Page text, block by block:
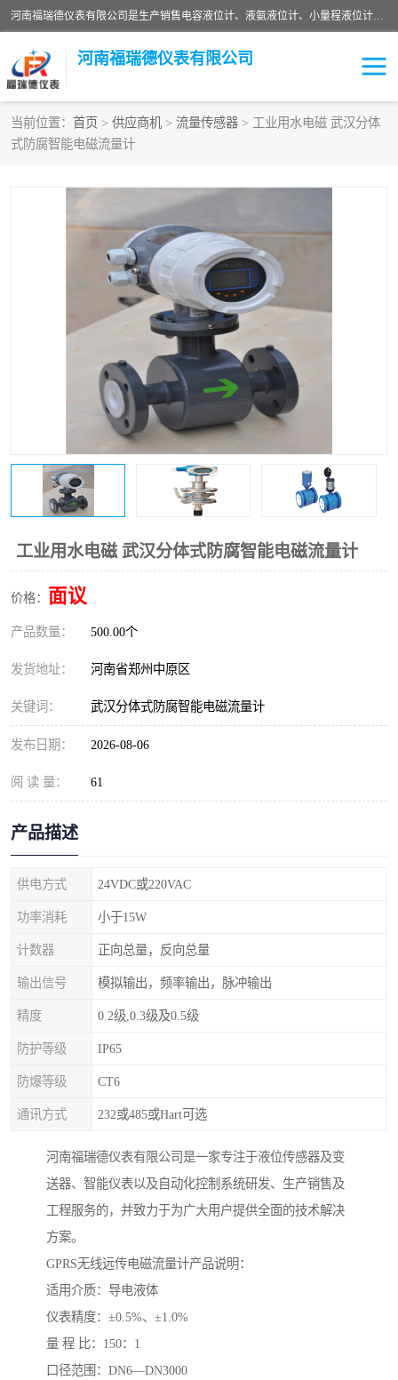
河南福瑞德仪表有限公司是生产销售电容液位计、液氨液位计、小量程液位计定制、智能锅炉水位计、液氮液位计等；并在产品开发、研制的过程中，吸取国内外仪器仪表的技术精华，建立了一支高、精、尖的科研开发队伍，使产品性能不断升级。
河南福瑞德仪表有限公司
当前位置： 首页 > 供应商机 > 流量传感器 > 工业用水电磁 武汉分体
式防腐智能电磁流量计
工业用水电磁 武汉分体式防腐智能电磁流量计
价格： 面议
产品数量： 500.00个
发货地址： 河南省郑州中原区
关键词： 武汉分体式防腐智能电磁流量计
发布日期： 2026-08-06
阅 读 量： 61
产品描述
供电方式 24VDC或220VAC
功率消耗 小于15W
计数器 正向总量，反向总量
输出信号 模拟输出，频率输出，脉冲输出
精度 0.2级,0.3级及0.5级
防护等级 IP65
防爆等级 CT6
通讯方式 232或485或Hart可选
河南福瑞德仪表有限公司是一家专注于液位传感器及变
送器、智能仪表以及自动化控制系统研发、生产销售及
工程服务的，并致力于为广大用户提供全面的技术解决
方案。
GPRS无线远传电磁流量计产品说明：
适用介质：导电液体
仪表精度：±0.5%、±1.0%
量 程 比：150：1
口径范围：DN6—DN3000
液位计
压力传感器
液氮液位计
液位计传感器定制
液氨液位计 物位计
测漏仪
锅炉水位计
智能锅炉水位计 电容液位计
流量仪表 加油站液位仪